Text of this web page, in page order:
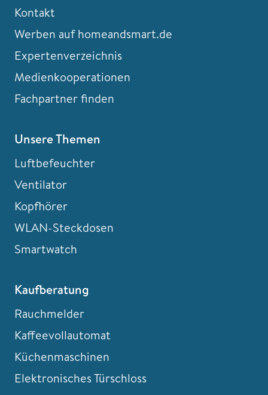
Kontakt
Werben auf homeandsmart.de
Expertenverzeichnis
Medienkooperationen
Fachpartner finden
Unsere Themen
Luftbefeuchter
Ventilator
Kopfhörer
WLAN-Steckdosen
Smartwatch
Kaufberatung
Rauchmelder
Kaffeevollautomat
Küchenmaschinen
Elektronisches Türschloss